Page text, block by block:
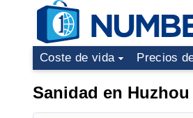
Coste de vida Precios
Sanidad en Huzhou